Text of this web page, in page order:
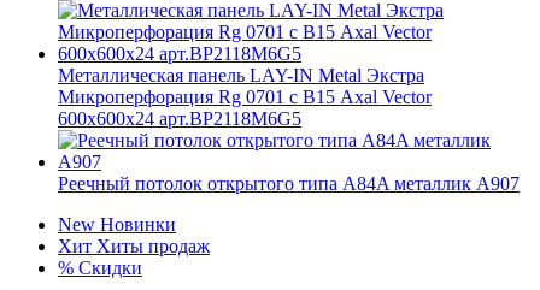
Металлическая панель LAY-IN Metal Экстра
Микроперфорация Rg 0701 с В15 Axal Vector
600x600x24 арт.BP2118M6G5
Реечный потолок открытого типа A84A металлик A907
New Новинки
Хит Хиты продаж
% Скидки